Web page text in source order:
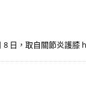
8 日，取自關節炎